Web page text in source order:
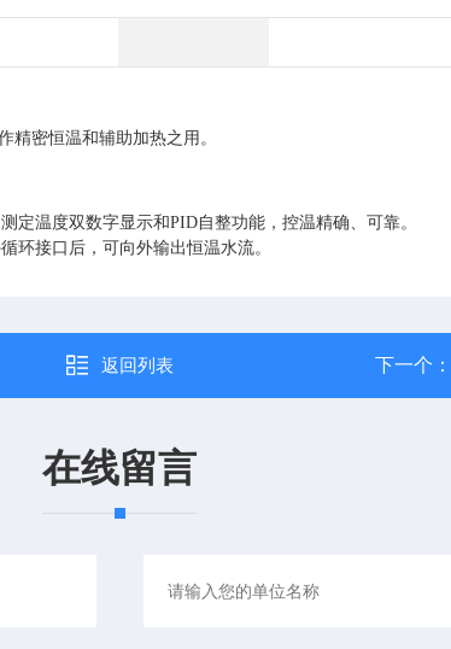
精密恒温和辅助加热之用。
定温度双数字显示和PID自整功能，控温精确、可靠。
环接口后，可向外输出恒温水流。
返回列表 下一个：
在线留言